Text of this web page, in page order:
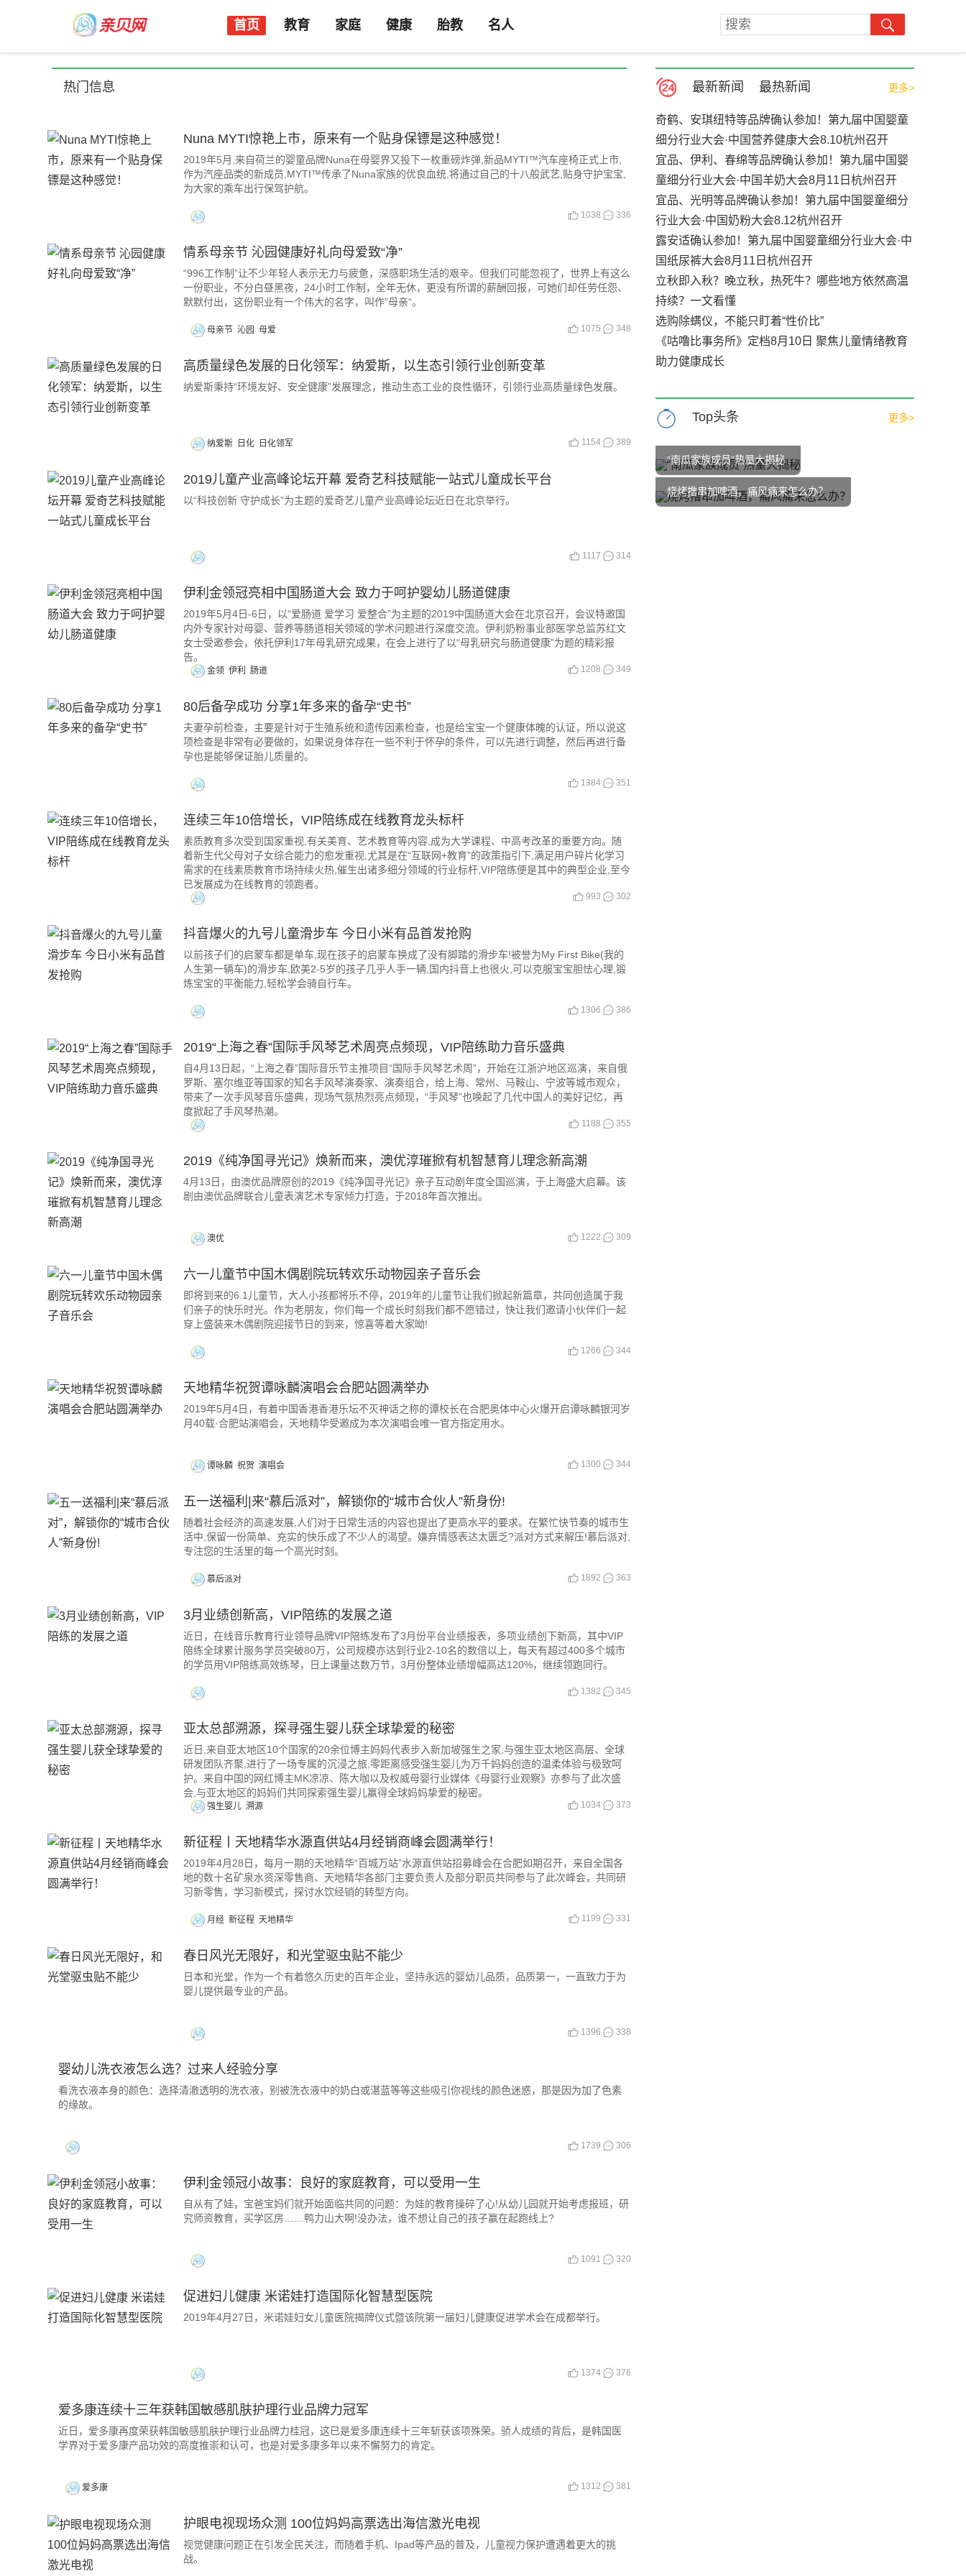
首页 教育 家庭 健康 胎教 名人
热门信息
Nuna MYTI惊艳上市，原来有一个贴身保镖是这种感觉！
2019年5月,来自荷兰的婴童品牌Nuna在母婴界又投下一枚重磅炸弹,新品MYTI™汽车座椅正式上市,
作为汽座品类的新成员,MYTI™传承了Nuna家族的优良血统,将通过自己的十八般武艺,贴身守护宝宝,
为大家的乘车出行保驾护航。
1038 336
情系母亲节 沁园健康好礼向母爱致“净”
“996工作制”让不少年轻人表示无力与疲惫，深感职场生活的艰辛。但我们可能忽视了，世界上有这么
一份职业，不分白昼黑夜，24小时工作制，全年无休，更没有所谓的薪酬回报，可她们却任劳任怨、
默默付出，这份职业有一个伟大的名字，叫作”母亲“。
母亲节 沁园 母爱 1075 348
高质量绿色发展的日化领军：纳爱斯，以生态引领行业创新变革
纳爱斯秉持“环境友好、安全健康”发展理念，推动生态工业的良性循环，引领行业高质量绿色发展。
纳爱斯 日化 日化领军 1154 389
2019儿童产业高峰论坛开幕 爱奇艺科技赋能一站式儿童成长平台
以“科技创新 守护成长”为主题的爱奇艺儿童产业高峰论坛近日在北京举行。
1117 314
伊利金领冠亮相中国肠道大会 致力于呵护婴幼儿肠道健康
2019年5月4日-6日，以“爱肠道 爱学习 爱整合”为主题的2019中国肠道大会在北京召开，会议特邀国
内外专家针对母婴、营养等肠道相关领域的学术问题进行深度交流。伊利奶粉事业部医学总监苏红文
女士受邀参会，依托伊利17年母乳研究成果，在会上进行了以“母乳研究与肠道健康”为题的精彩报
告。
金领 伊利 肠道 1208 349
80后备孕成功 分享1年多来的备孕“史书”
夫妻孕前检查，主要是针对于生殖系统和遗传因素检查，也是给宝宝一个健康体魄的认证，所以说这
项检查是非常有必要做的，如果说身体存在一些不利于怀孕的条件，可以先进行调整，然后再进行备
孕也是能够保证胎儿质量的。
1384 351
连续三年10倍增长，VIP陪练成在线教育龙头标杆
素质教育多次受到国家重视,有关美育、艺术教育等内容,成为大学课程、中高考改革的重要方向。随
着新生代父母对子女综合能力的愈发重视,尤其是在“互联网+教育”的政策指引下,满足用户碎片化学习
需求的在线素质教育市场持续火热,催生出诸多细分领域的行业标杆,VIP陪练便是其中的典型企业,至今
已发展成为在线教育的领跑者。
993 302
抖音爆火的九号儿童滑步车 今日小米有品首发抢购
以前孩子们的启蒙车都是单车,现在孩子的启蒙车换成了没有脚踏的滑步车!被誉为My First Bike(我的
人生第一辆车)的滑步车,欧美2-5岁的孩子几乎人手一辆,国内抖音上也很火,可以克服宝宝胆怯心理,锻
炼宝宝的平衡能力,轻松学会骑自行车。
1306 386
2019“上海之春”国际手风琴艺术周亮点频现，VIP陪练助力音乐盛典
自4月13日起，“上海之春”国际音乐节主推项目“国际手风琴艺术周”，开始在江浙沪地区巡演，来自俄
罗斯、塞尔维亚等国家的知名手风琴演奏家、演奏组合，给上海、常州、马鞍山、宁波等城市观众，
带来了一次手风琴音乐盛典，现场气氛热烈亮点频现，“手风琴”也唤起了几代中国人的美好记忆，再
度掀起了手风琴热潮。
1188 355
2019《纯净国寻光记》焕新而来，澳优淳璀掀有机智慧育儿理念新高潮
4月13日，由澳优品牌原创的2019《纯净国寻光记》亲子互动剧年度全国巡演，于上海盛大启幕。该
剧由澳优品牌联合儿童表演艺术专家倾力打造，于2018年首次推出。
澳优 1222 309
六一儿童节中国木偶剧院玩转欢乐动物园亲子音乐会
即将到来的6.1儿童节，大人小孩都将乐不停，2019年的儿童节让我们掀起新篇章，共同创造属于我
们亲子的快乐时光。作为老朋友，你们每一个成长时刻我们都不愿错过，快让我们邀请小伙伴们一起
穿上盛装来木偶剧院迎接节日的到来，惊喜等着大家呦!
1266 344
天地精华祝贺谭咏麟演唱会合肥站圆满举办
2019年5月4日，有着中国香港香港乐坛不灭神话之称的谭校长在合肥奥体中心火爆开启谭咏麟银河岁
月40载·合肥站演唱会，天地精华受邀成为本次演唱会唯一官方指定用水。
谭咏麟 祝贺 演唱会 1300 344
五一送福利|来“慕后派对”，解锁你的“城市合伙人”新身份!
随着社会经济的高速发展,人们对于日常生活的内容也提出了更高水平的要求。在繁忙快节奏的城市生
活中,保留一份简单、充实的快乐成了不少人的渴望。嫌弃情感表达太匮乏?派对方式来解压!慕后派对,
专注您的生活里的每一个高光时刻。
慕后派对 1892 363
3月业绩创新高，VIP陪练的发展之道
近日，在线音乐教育行业领导品牌VIP陪练发布了3月份平台业绩报表，多项业绩创下新高，其中VIP
陪练全球累计服务学员突破80万，公司规模亦达到行业2-10名的数倍以上，每天有超过400多个城市
的学员用VIP陪练高效练琴，日上课量达数万节，3月份整体业绩增幅高达120%，继续领跑同行。
1382 345
亚太总部溯源，探寻强生婴儿获全球挚爱的秘密
近日,来自亚太地区10个国家的20余位博主妈妈代表步入新加坡强生之家,与强生亚太地区高层、全球
研发团队齐聚,进行了一场专属的沉浸之旅,零距离感受强生婴儿为万千妈妈创造的温柔体验与极致呵
护。来自中国的网红博主MK凉凉、陈大咖以及权威母婴行业媒体《母婴行业观察》亦参与了此次盛
会,与亚太地区的妈妈们共同探索强生婴儿赢得全球妈妈挚爱的秘密。
强生婴儿 溯源 1034 373
新征程丨天地精华水源直供站4月经销商峰会圆满举行！
2019年4月28日，每月一期的天地精华“百城万站”水源直供站招募峰会在合肥如期召开，来自全国各
地的数十名矿泉水资深零售商、天地精华各部门主要负责人及部分职员共同参与了此次峰会，共同研
习新零售，学习新模式，探讨水饮经销的转型方向。
月经 新征程 天地精华 1199 331
春日风光无限好，和光堂驱虫贴不能少
日本和光堂，作为一个有着悠久历史的百年企业，坚持永远的婴幼儿品质，品质第一，一直致力于为
婴儿提供最专业的产品。
1396 338
婴幼儿洗衣液怎么选？过来人经验分享
看洗衣液本身的颜色：选择清澈透明的洗衣液，别被洗衣液中的奶白或湛蓝等等这些吸引你视线的颜色迷惑，那是因为加了色素
的缘故。
1739 306
伊利金领冠小故事：良好的家庭教育，可以受用一生
自从有了娃，宝爸宝妈们就开始面临共同的问题：为娃的教育操碎了心!从幼儿园就开始考虑报班，研
究师资教育，买学区房……鸭力山大啊!没办法，谁不想让自己的孩子赢在起跑线上?
1091 320
促进妇儿健康 米诺娃打造国际化智慧型医院
2019年4月27日，米诺娃妇女儿童医院揭牌仪式暨该院第一届妇儿健康促进学术会在成都举行。
1374 376
爱多康连续十三年获韩国敏感肌肤护理行业品牌力冠军
近日，爱多康再度荣获韩国敏感肌肤护理行业品牌力桂冠，这已是爱多康连续十三年斩获该项殊荣。骄人成绩的背后，是韩国医
学界对于爱多康产品功效的高度推崇和认可，也是对爱多康多年以来不懈努力的肯定。
爱多康 1312 381
护眼电视现场众测 100位妈妈高票选出海信激光电视
视觉健康问题正在引发全民关注，而随着手机、Ipad等产品的普及，儿童视力保护遭遇着更大的挑
战。
最新新闻 最热新闻 更多>
奇鹤、安琪纽特等品牌确认参加！第九届中国婴童
细分行业大会·中国营养健康大会8.10杭州召开
宜品、伊利、春绵等品牌确认参加！第九届中国婴
童细分行业大会·中国羊奶大会8月11日杭州召开
宜品、光明等品牌确认参加！第九届中国婴童细分
行业大会·中国奶粉大会8.12杭州召开
露安适确认参加！第九届中国婴童细分行业大会·中
国纸尿裤大会8月11日杭州召开
立秋即入秋？晚立秋，热死牛？哪些地方依然高温
持续？一文看懂
选购除螨仪，不能只盯着“性价比”
《咕噜比事务所》定档8月10日 聚焦儿童情绪教育
助力健康成长
Top头条 更多>
“南瓜家族成员”热量大揭秘
烧烤撸串加啤酒，痛风痛来怎么办？